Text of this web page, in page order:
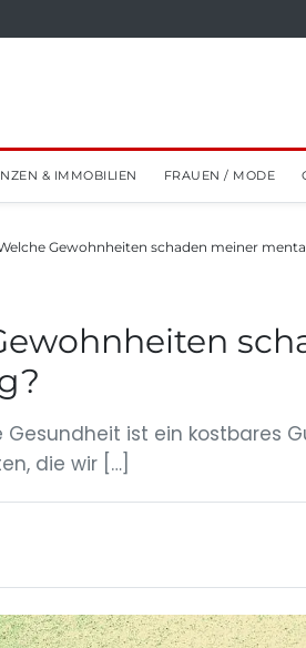
& IMMOBILIEN FRAUEN / MODE
Gewohnheiten schaden meiner
Gesundheit ist ein kostbares
die wir […]